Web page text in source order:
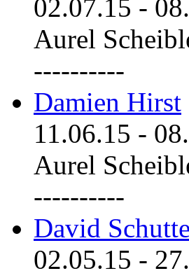
02.07.15 -
Aurel
----------
Damien Hirst
11.06.15 -
Aurel
----------
David
02.05.15 -